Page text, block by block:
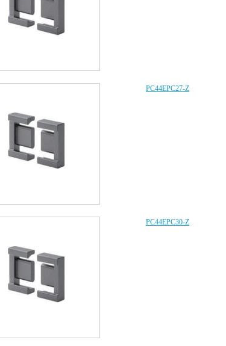
PC44EPC27-Z
PC44EPC30-Z